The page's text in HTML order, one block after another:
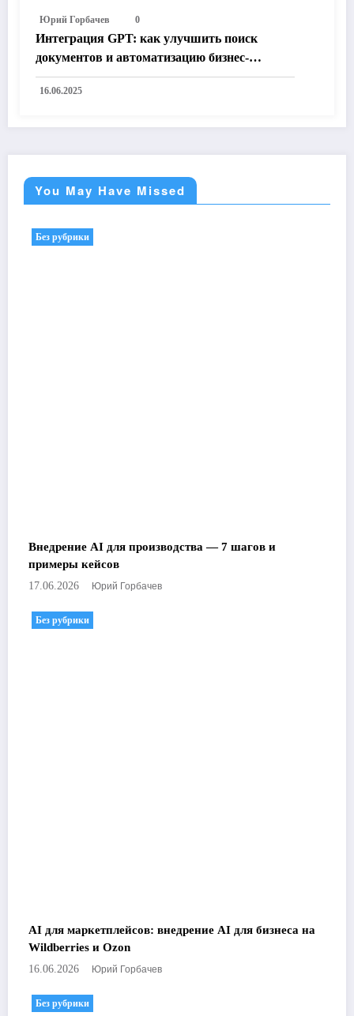
Юрий Горбачев 0
Интеграция GPT: как улучшить поиск
документов и автоматизацию бизнес-
процессов на корпоративном портале
16.06.2025
You May Have Missed
Без рубрики
Внедрение AI для производства — 7 шагов и
примеры кейсов
17.06.2026 Юрий Горбачев
Без рубрики
AI для маркетплейсов: внедрение AI для бизнеса на
Wildberries и Ozon
16.06.2026 Юрий Горбачев
Без рубрики